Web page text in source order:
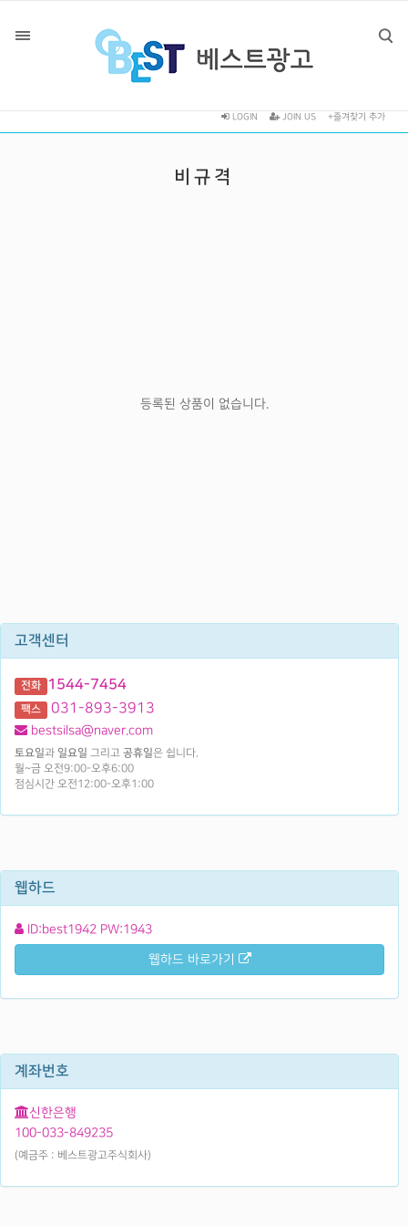
LOGIN JOIN US +즐겨찾기 추가
비규격
등록된 상품이 없습니다.
고객센터
전화 1544-7454
팩스 031-893-3913
bestsilsa@naver.com
토요일과 일요일 그리고 공휴일은 쉽니다.
월~금 오전9:00-오후6:00
점심시간 오전12:00-오후1:00
웹하드
ID:best1942 PW:1943
웹하드 바로가기
계좌번호
신한은행
100-033-849235
(예금주 : 베스트광고주식회사)